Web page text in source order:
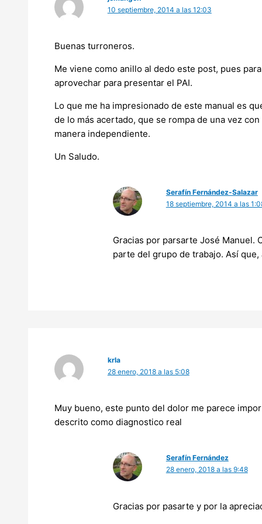
10 septiembre, 2014 a las 12:03
Buenas turroneros.
Me viene como anillo al dedo este post, pues
aprovechar para presentar el PAI.
Lo que me ha impresionado de este manual es
de lo más acertado, que se rompa de una vez
manera independiente.
Un Saludo.
Serafín Fernández-Salazar
18 septiembre, 2014 a las
Gracias por parsarte José Manuel.
parte del grupo de trabajo. Así que,
krla
28 enero, 2018 a las 5:08
Muy bueno, este punto del dolor me parece
descrito como diagnostico real
Serafín Fernández
28 enero, 2018 a las 9:48
Gracias por pasarte y por la